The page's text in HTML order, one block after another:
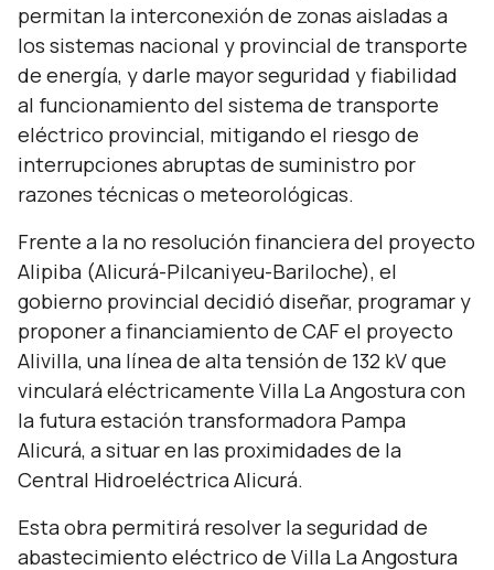
permitan la interconexión de zonas aisladas a
los sistemas nacional y provincial de transporte
de energía, y darle mayor seguridad y fiabilidad
al funcionamiento del sistema de transporte
eléctrico provincial, mitigando el riesgo de
interrupciones abruptas de suministro por
razones técnicas o meteorológicas.
Frente a la no resolución financiera del proyecto
Alipiba (Alicurá-Pilcaniyeu-Bariloche), el
gobierno provincial decidió diseñar, programar y
proponer a financiamiento de CAF el proyecto
Alivilla, una línea de alta tensión de 132 kV que
vinculará eléctricamente Villa La Angostura con
la futura estación transformadora Pampa
Alicurá, a situar en las proximidades de la
Central Hidroeléctrica Alicurá.
Esta obra permitirá resolver la seguridad de
abastecimiento eléctrico de Villa La Angostura